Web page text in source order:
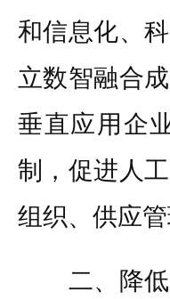
和信息化、
立数智融合
垂直应用企
制，促进人
组织、供应
二、降低